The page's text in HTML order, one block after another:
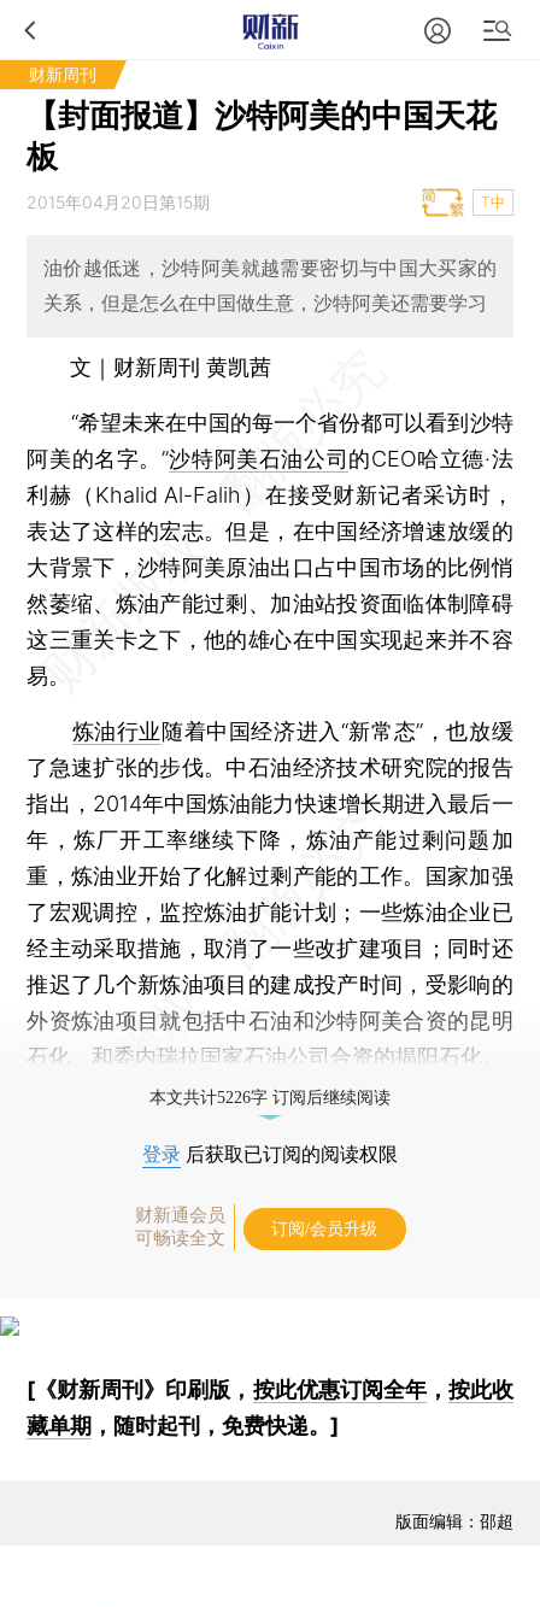
财新周刊
【封面报道】沙特阿美的中国天花
板
2015年04月20日第15期 T中
油价越低迷，沙特阿美就越需要密切与中国大买家的
关系，但是怎么在中国做生意，沙特阿美还需要学习
文｜财新周刊 黄凯茜
“希望未来在中国的每一个省份都可以看到沙特
阿美的名字。”沙特阿美石油公司 的CEO哈立德·法
利赫（Khalid Al-Falih）在接受财新记者采访时，
表达了这样的宏志。但是，在中国经济增速放缓的
大背景下，沙特阿美原油出口占中国市场的比例悄
然萎缩、炼油产能过剩、加油站投资面临体制障碍
这三重关卡之下，他的雄心在中国实现起来并不容
易。
炼油行业随着中国经济进入“新常态”，也放缓
了急速扩张的步伐。中石油经济技术研究院的报告
指出，2014年中国炼油能力快速增长期进入最后一
年，炼厂开工率继续下降，炼油产能过剩问题加
重，炼油业开始了化解过剩产能的工作。国家加强
了宏观调控，监控炼油扩能计划；一些炼油企业已
经主动采取措施，取消了一些改扩建项目；同时还
推迟了几个新炼油项目的建成投产时间，受影响的
外资炼油项目就包括中石油和沙特阿美合资的昆明
石化、和委内瑞拉国家石油公司合资的揭阳石化。
本文共计5226字 订阅后继续阅读
登录 后获取已订阅的阅读权限
财新通会员
可畅读全文
订阅/会员升级
[《财新周刊》印刷版， 按此优惠订阅全年， 按此收
藏单期 ，随时起刊，免费快递。]
版面编辑：邵超